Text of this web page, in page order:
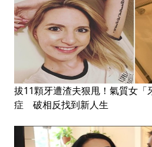
拔11顆牙遭渣夫狠甩！氣質女「
症 破相反找到新人生